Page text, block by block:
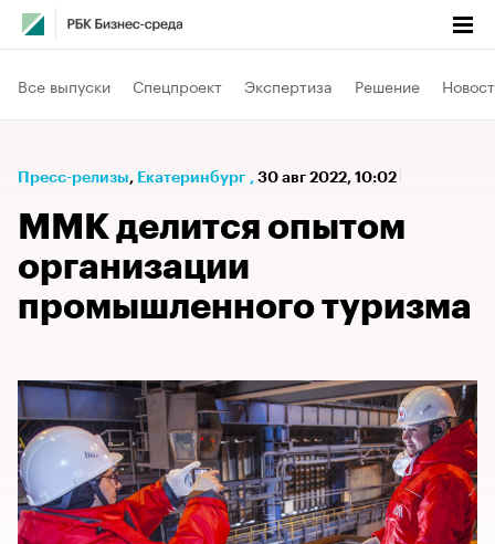
Все выпуски Спецпроект Экспертиза Решение
Пресс-релизы⁠, Екатеринбург , 30 авг 2022, 10:02
ММК делится опытом
организации
промышленного туризма